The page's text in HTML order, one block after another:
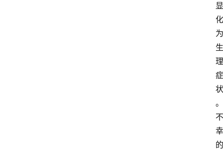
显
化
为
生
理
症
状
。
不
幸
的